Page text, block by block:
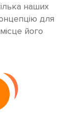
наших
для
його